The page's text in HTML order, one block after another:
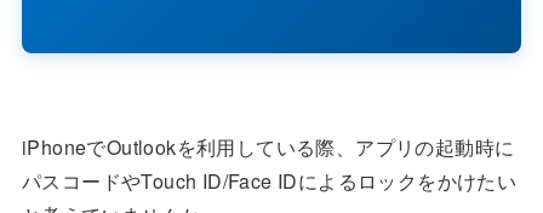
iPhoneでOutlookを利用している際、アプリの起動時に
パスコードやTouch ID/Face IDによるロックをかけたい